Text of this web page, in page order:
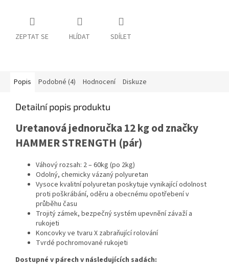
ZEPTAT SE HLÍDAT SDÍLET
Popis Podobné (4) Hodnocení Diskuze
Detailní popis produktu
Uretanová jednoručka 12 kg od značky
HAMMER STRENGTH (pár)
Váhový rozsah: 2 – 60kg (po 2kg)
Odolný, chemicky vázaný polyuretan
Vysoce kvalitní polyuretan poskytuje vynikající odolnost
proti poškrábání, oděru a obecnému opotřebení v
průběhu času
Trojitý zámek, bezpečný systém upevnění závaží a
rukojeti
Koncovky ve tvaru X zabraňující rolování
Tvrdé pochromované rukojeti
Dostupné v párech v následujících sadách: